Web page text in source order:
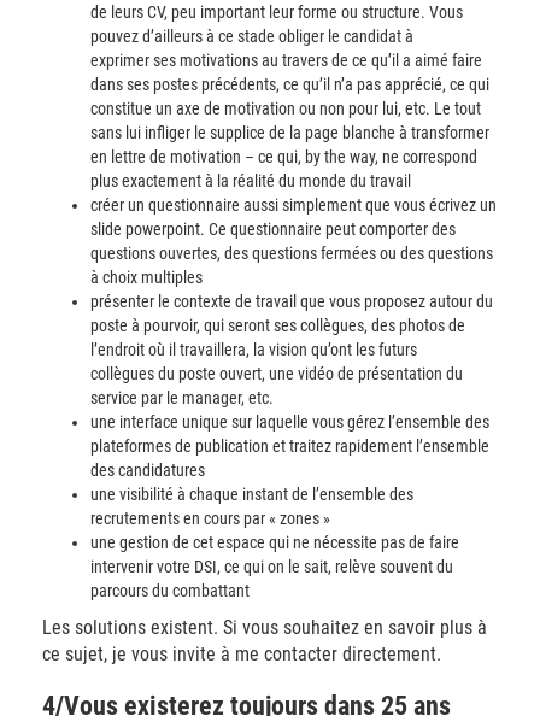
de leurs CV, peu important leur forme ou structure. Vous
pouvez d’ailleurs à ce stade obliger le candidat à
exprimer ses motivations au travers de ce qu’il a aimé faire
dans ses postes précédents, ce qu’il n’a pas apprécié, ce qui
constitue un axe de motivation ou non pour lui, etc. Le tout
sans lui infliger le supplice de la page blanche à transformer
en lettre de motivation – ce qui, by the way, ne correspond
plus exactement à la réalité du monde du travail
créer un questionnaire aussi simplement que vous écrivez un
slide powerpoint. Ce questionnaire peut comporter des
questions ouvertes, des questions fermées ou des questions
à choix multiples
présenter le contexte de travail que vous proposez autour du
poste à pourvoir, qui seront ses collègues, des photos de
l’endroit où il travaillera, la vision qu’ont les futurs
collègues du poste ouvert, une vidéo de présentation du
service par le manager, etc.
une interface unique sur laquelle vous gérez l’ensemble des
plateformes de publication et traitez rapidement l’ensemble
des candidatures
une visibilité à chaque instant de l’ensemble des
recrutements en cours par « zones »
une gestion de cet espace qui ne nécessite pas de faire
intervenir votre DSI, ce qui on le sait, relève souvent du
parcours du combattant
Les solutions existent. Si vous souhaitez en savoir plus à
ce sujet, je vous invite à me contacter directement.
4/Vous existerez toujours dans 25 ans